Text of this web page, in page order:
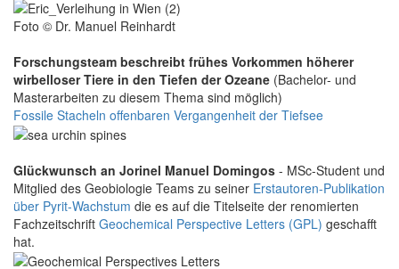
Foto © Dr. Manuel Reinhardt
Forschungsteam beschreibt frühes Vorkommen höherer
wirbelloser Tiere in den Tiefen der Ozeane (Bachelor- und
Masterarbeiten zu diesem Thema sind möglich)
Fossile Stacheln offenbaren Vergangenheit der Tiefsee
Glückwunsch an Jorinel Manuel Domingos - MSc-Student und
Mitglied des Geobiologie Teams zu seiner Erstautoren-Publikation
über Pyrit-Wachstum die es auf die Titelseite der renomierten
Fachzeitschrift Geochemical Perspective Letters (GPL) geschafft
hat.